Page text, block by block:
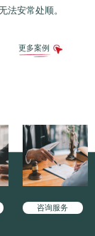
法安常处顺。
更多案例
咨询服务